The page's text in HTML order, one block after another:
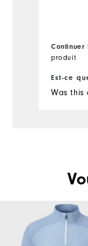
Continuer
produit
Est-ce
Was this